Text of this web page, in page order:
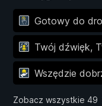
Gotowy do
Twój dźwięk,
Wszędzie
Zobacz wszystkie 49